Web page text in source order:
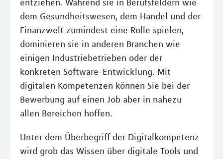
entziehen. Während sie in Berufsfeldern wie
dem Gesundheitswesen, dem Handel und der
Finanzwelt zumindest eine Rolle spielen,
dominieren sie in anderen Branchen wie
einigen Industriebetrieben oder der
konkreten Software-Entwicklung. Mit
digitalen Kompetenzen können Sie bei der
Bewerbung auf einen Job aber in nahezu
allen Bereichen hoffen.
Unter dem Überbegriff der Digitalkompetenz
wird grob das Wissen über digitale Tools und